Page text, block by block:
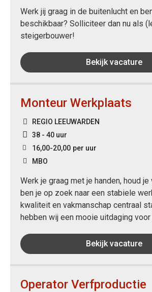
Werk jij graag in de buitenlucht en
beschikbaar? Solliciteer dan nu als
steigerbouwer!
Bekijk vacature
Monteur Werkplaats
REGIO LEEUWARDEN
38 - 40 uur
16,00-20,00 per uur
MBO
Werk je graag met je handen, houd
ben je op zoek naar een stabiele
kwaliteit en vakmanschap centraal
hebben wij een mooie uitdaging voor
Bekijk vacature
Operator Verfproductie